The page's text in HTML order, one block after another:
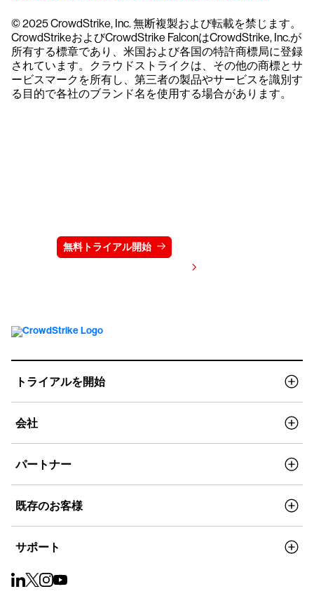
© 2025 CrowdStrike, Inc. 無断複製および転載を禁じます。
CrowdStrikeおよびCrowdStrike FalconはCrowdStrike, Inc.が
所有する標章であり、米国および各国の特許商標局に登録
されています。クラウドストライクは、その他の商標とサ
ービスマークを所有し、第三者の製品やサービスを識別す
る目的で各社のブランド名を使用する場合があります。
無料トライアル開始
トライアルを開始
会社
パートナー
既存のお客様
サポート